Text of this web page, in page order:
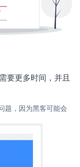
要更多时间，并且
题，因为黑客可能会